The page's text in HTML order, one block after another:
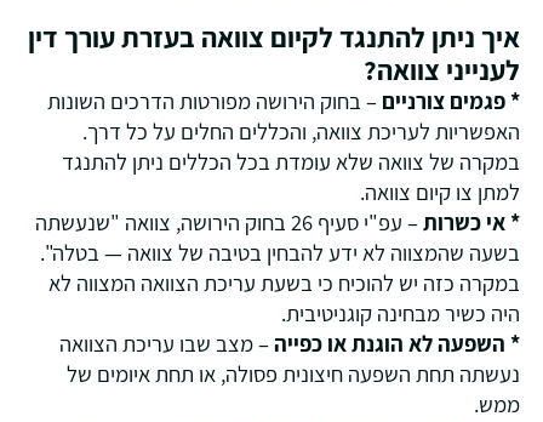
איך ניתן להתנגד לקיום צוואה בעזרת עורך דין
לענייני צוואה?
* פגמים צורניים – בחוק הירושה מפורטות הדרכים השונות
האפשריות לעריכת צוואה, והכללים החלים על כל דרך.
במקרה של צוואה שלא עומדת בכל הכללים ניתן להתנגד
למתן צו קיום צוואה.
* אי כשרות
– עפ"י סעיף 26 בחוק הירושה, צוואה "שנעשתה
בשעה שהמצווה לא ידע להבחין בטיבה של צוואה — בטלה".
במקרה כזה יש להוכיח כי בשעת עריכת הצוואה המצווה לא
היה כשיר מבחינה קוגניטיבית.
* השפעה לא הוגנת או כפייה– מצב שבו עריכת הצוואה
נעשתה תחת השפעה חיצונית פסולה, או תחת איומים של
ממש.